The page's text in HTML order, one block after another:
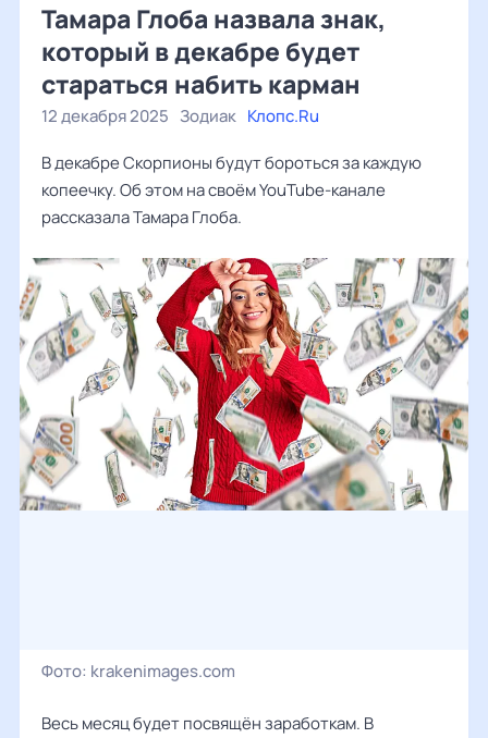
Тамара Глоба назвала знак,
который в декабре будет
стараться набить карман
12 декабря 2025 Зодиак Клопс.Ru
В декабре Скорпионы будут бороться за каждую
копеечку. Об этом на своём YouTube-канале
рассказала Тамара Глоба.
Фото: krakenimages.com
Весь месяц будет посвящён заработкам. В